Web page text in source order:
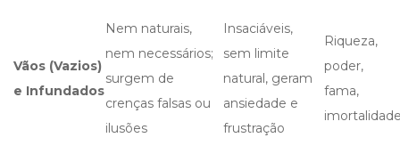
Vãos (Vazios)
e Infundados
Nem naturais,
nem necessários;
surgem de
crenças falsas ou
ilusões
Insaciáveis,
sem limite
natural, geram
ansiedade e
frustração
Riqueza,
poder,
fama,